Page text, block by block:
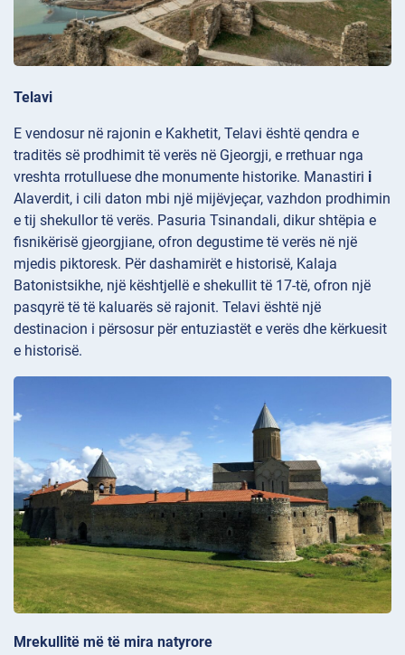
Telavi
E vendosur në rajonin e Kakhetit, Telavi është qendra e
traditës së prodhimit të verës në Gjeorgji, e rrethuar nga
vreshta rrotulluese dhe monumente historike. Manastiri i
Alaverdit, i cili daton mbi një mijëvjeçar, vazhdon prodhimin
e tij shekullor të verës. Pasuria Tsinandali, dikur shtëpia e
fisnikërisë gjeorgjiane, ofron degustime të verës në një
mjedis piktoresk. Për dashamirët e historisë, Kalaja
Batonistsikhe, një kështjellë e shekullit të 17-të, ofron një
pasqyrë të të kaluarës së rajonit. Telavi është një
destinacion i përsosur për entuziastët e verës dhe kërkuesit
e historisë.
Mrekullitë më të mira natyrore